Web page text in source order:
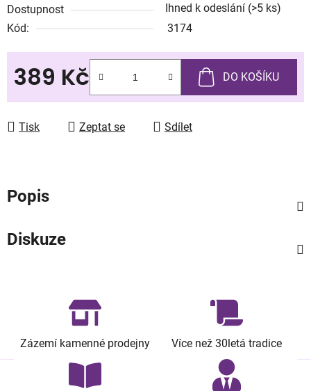
Dostupnost Ihned k odeslání (>5 ks)
Kód:
3174
389 Kč DO KOŠÍKU
Tisk Zeptat se Sdílet
Popis
Diskuze
Zázemí kamenné prodejny Více než 30letá tradice